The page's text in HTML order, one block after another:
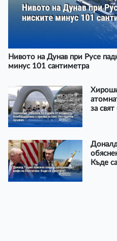
Нивото на Дунав при Русе
минус 101 сантиметра
за
Къде